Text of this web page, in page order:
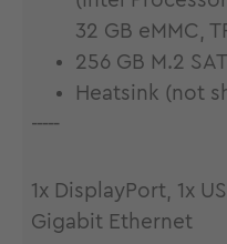
32 GB eMMC,
256 GB M.2
Heatsink (not
-----
1x DisplayPort, 1x
Gigabit Ethernet